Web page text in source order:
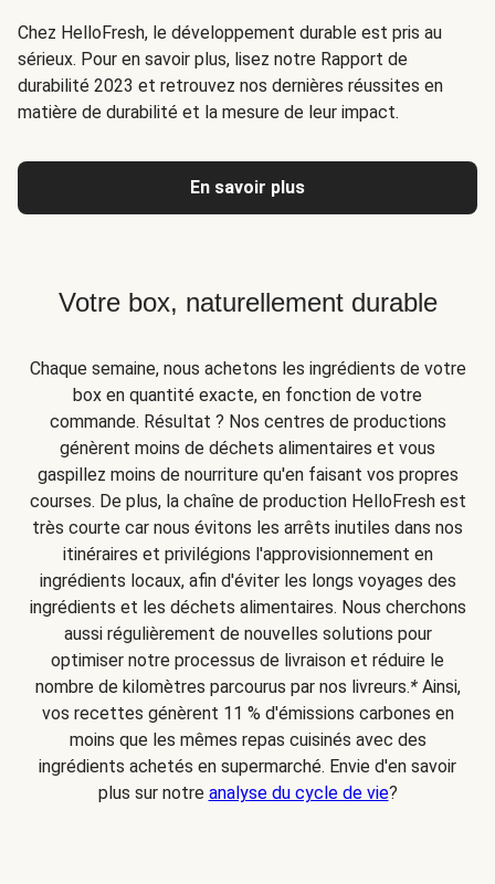
Chez HelloFresh, le développement durable est pris au
sérieux. Pour en savoir plus, lisez notre Rapport de
durabilité 2023 et retrouvez nos dernières réussites en
matière de durabilité et la mesure de leur impact.
En savoir plus
Votre box, naturellement durable
Chaque semaine, nous achetons les ingrédients de votre
box en quantité exacte, en fonction de votre
commande. Résultat ? Nos centres de productions
génèrent moins de déchets alimentaires et vous
gaspillez moins de nourriture qu'en faisant vos propres
courses. De plus, la chaîne de production HelloFresh est
très courte car nous évitons les arrêts inutiles dans nos
itinéraires et privilégions l'approvisionnement en
ingrédients locaux, afin d'éviter les longs voyages des
ingrédients et les déchets alimentaires. Nous cherchons
aussi régulièrement de nouvelles solutions pour
optimiser notre processus de livraison et réduire le
nombre de kilomètres parcourus par nos livreurs.*Ainsi,
vos recettes génèrent 11 % d'émissions carbones en
moins que les mêmes repas cuisinés avec des
ingrédients achetés en supermarché. Envie d'en savoir
plus sur notre analyse du cycle de vie?